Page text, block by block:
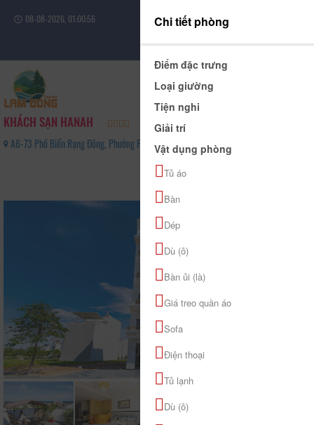
08-08-2026, 01:00:56
Đăng nhập
KHÁCH SẠN HANAH
A6-73 Phố Biển Rạng Đông, Phường Phú Thuỷ, Tỉnh Lâm Đồng - 0971220240
Chi tiết phòng
Điểm đặc trưng
Loại giường
Tiện nghi
Giải trí
Vật dụng phòng
Tủ áo
Bàn
Dép
Dù (ô)
Bàn ủi (là)
Giá treo quần áo
Sofa
Điện thoại
Tủ lạnh
Dù (ô)